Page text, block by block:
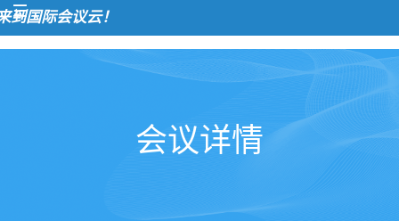
际会议云！
会议详情